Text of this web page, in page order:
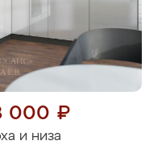
000 ₽
и низа